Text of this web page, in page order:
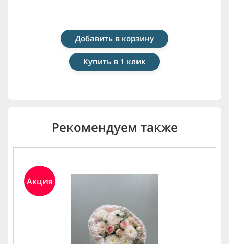
Добавить в корзину
Купить в 1 клик
Рекомендуем также
Акция